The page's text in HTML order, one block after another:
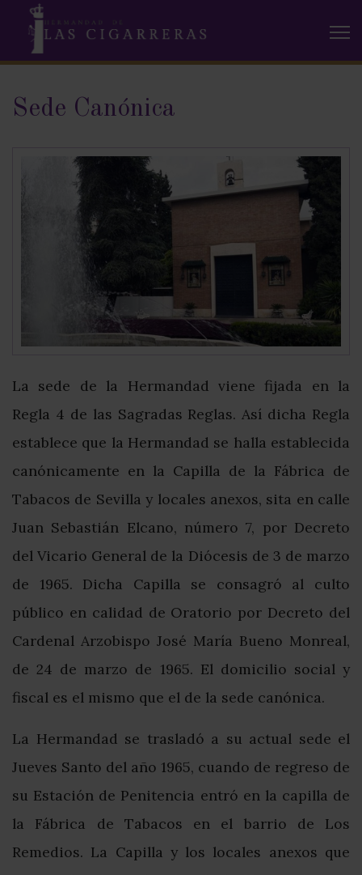
Sede Canónica
La sede de la Hermandad viene fijada en la
Regla 4 de las Sagradas Reglas. Así dicha Regla
establece que la Hermandad se halla establecida
canónicamente en la Capilla de la Fábrica de
Tabacos de Sevilla y locales anexos, sita en calle
Juan Sebastián Elcano, número 7, por Decreto
del Vicario General de la Diócesis de 3 de marzo
de 1965. Dicha Capilla se consagró al culto
público en calidad de Oratorio por Decreto del
Cardenal Arzobispo José María Bueno Monreal,
de 24 de marzo de 1965. El domicilio social y
fiscal es el mismo que el de la sede canónica.
La Hermandad se trasladó a su actual sede el
Jueves Santo del año 1965, cuando de regreso de
su Estación de Penitencia entró en la capilla de
la Fábrica de Tabacos en el barrio de Los
Remedios. La Capilla y los locales anexos que